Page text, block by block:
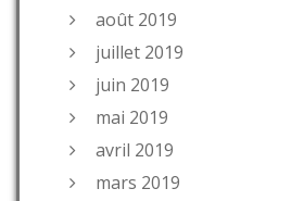
août 2019
juillet 2019
juin 2019
mai 2019
avril 2019
mars 2019